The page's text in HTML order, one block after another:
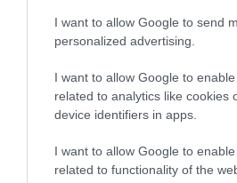
I want to allow Google to send
personalized advertising.
I want to allow Google to
related to analytics like cookies
device identifiers in apps.
I want to allow Google to
related to functionality of the
Megvan a hétfőn menesztett